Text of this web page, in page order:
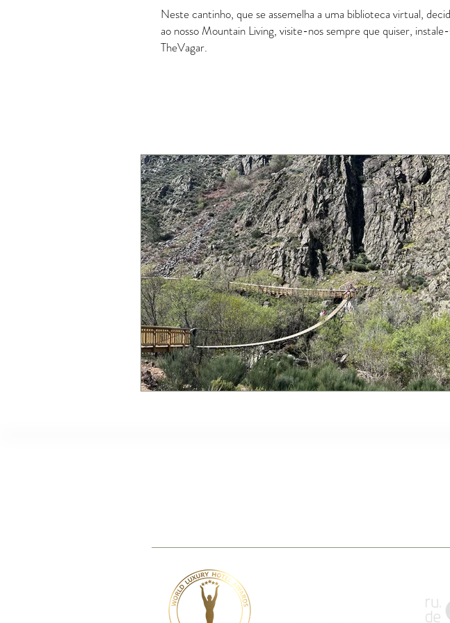
Neste cantinho, que se assemelha a uma biblioteca virtual,
ao nosso Mountain Living, visite-nos sempre que quiser,
TheVagar.